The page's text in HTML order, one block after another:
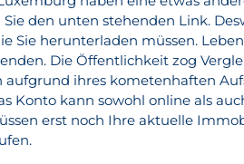
den unten stehenden Link.
Sie herunterladen müssen.
Die Öffentlichkeit zog
ihres kometenhaften
Konto kann sowohl online als
erst noch Ihre aktuelle